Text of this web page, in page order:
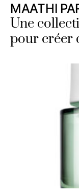
MAATHI
Une
pour créer